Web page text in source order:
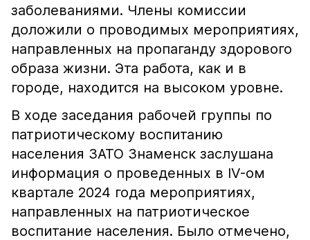
заболеваниями. Члены комиссии
доложили о проводимых мероприятиях,
направленных на пропаганду здорового
образа жизни. Эта работа, как и в
городе, находится на высоком уровне.
В ходе заседания рабочей группы по
патриотическому воспитанию
населения ЗАТО Знаменск заслушана
информация о проведенных в IV-ом
квартале 2024 года мероприятиях,
направленных на патриотическое
воспитание населения. Было отмечено,